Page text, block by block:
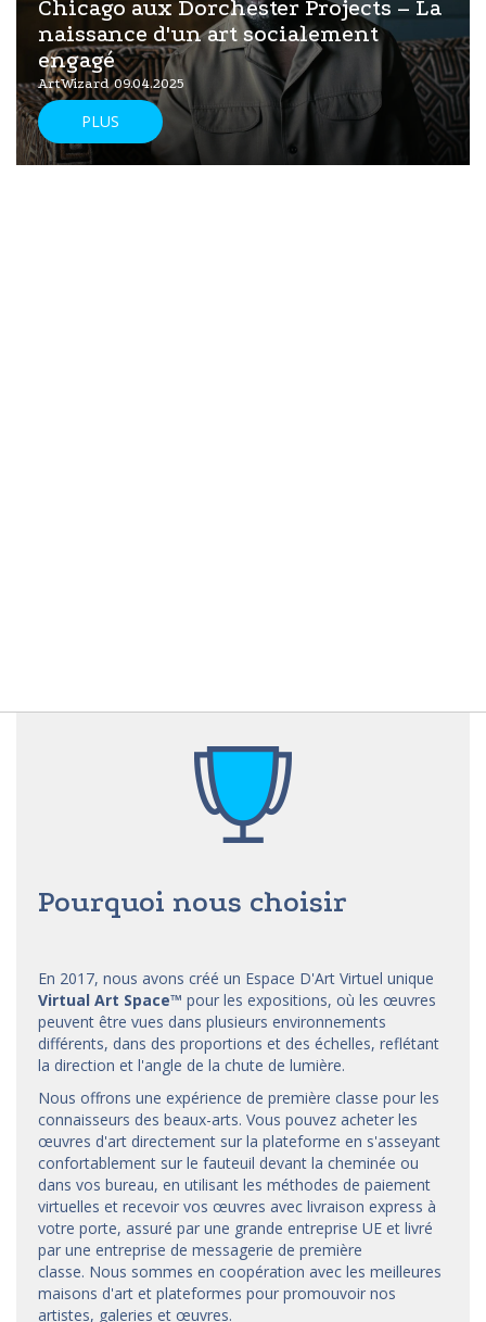
Chicago aux Dorchester Projects – La
naissance d'un art socialement
engagé
ArtWizard 09.04.2025
PLUS
Pourquoi nous choisir
En 2017, nous avons créé un Espace D'Art Virtuel unique
Virtual Art Space™ pour les expositions, où les œuvres
peuvent être vues dans plusieurs environnements
différents, dans des proportions et des échelles, reflétant
la direction et l'angle de la chute de lumière.
Nous offrons une expérience de première classe pour les
connaisseurs des beaux-arts. Vous pouvez acheter les
œuvres d'art directement sur la plateforme en s'asseyant
confortablement sur le fauteuil devant la cheminée ou
dans vos bureau, en utilisant les méthodes de paiement
virtuelles et recevoir vos œuvres avec livraison express à
votre porte, assuré par une grande entreprise UE et livré
par une entreprise de messagerie de première
classe. Nous sommes en coopération avec les meilleures
maisons d'art et plateformes pour promouvoir nos
artistes, galeries et œuvres.